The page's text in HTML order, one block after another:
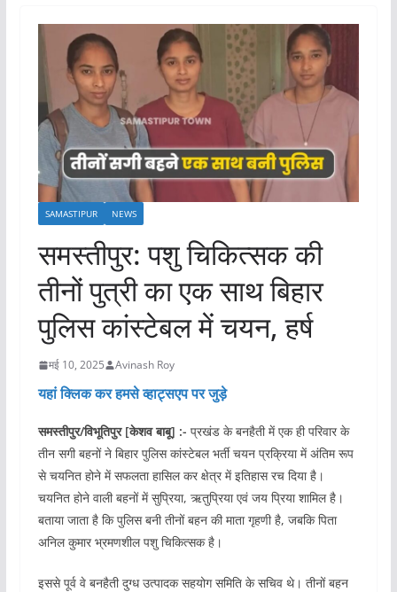
SAMASTIPUR NEWS
समस्तीपुर: पशु चिकित्सक की
तीनों पुत्री का एक साथ बिहार
पुलिस कांस्टेबल में चयन, हर्ष
मई 10, 2025 Avinash Roy
यहां क्लिक कर हमसे व्हाट्सएप पर जुड़े
समस्तीपुर/विभूतिपुर [केशव बाबू] :- प्रखंड के बनहैती में एक ही परिवार के
तीन सगी बहनों ने बिहार पुलिस कांस्टेबल भर्ती चयन प्रक्रिया में अंतिम रूप
से चयनित होने में सफलता हासिल कर क्षेत्र में इतिहास रच दिया है।
चयनित होने वाली बहनों में सुप्रिया, ऋतुप्रिया एवं जय प्रिया शामिल है।
बताया जाता है कि पुलिस बनी तीनों बहन की माता गृहणी है, जबकि पिता
अनिल कुमार भ्रमणशील पशु चिकित्सक है।
इससे पूर्व वे बनहैती दुग्ध उत्पादक सहयोग समिति के सचिव थे। तीनों बहन